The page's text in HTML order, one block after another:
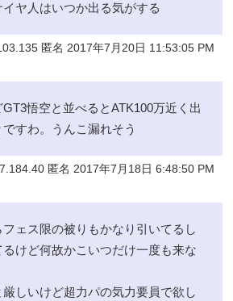
ヤ人はいつか出る気がする
匿名 2017年7月20日 11:53:05 PM
悟空と並べるとATK100万近く出
すわ。うんこ漏れそう
匿名 2017年7月18日 6:48:50 PM
ェス限の被りもかなり引いてるし
けど何故かこいつだけ一度も来な
しいけど超力パの気力要員で欲し